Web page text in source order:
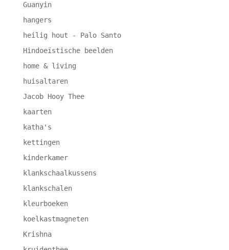
Guanyin
hangers
heilig hout - Palo Santo
Hindoeïstische beelden
home & living
huisaltaren
Jacob Hooy Thee
kaarten
katha's
kettingen
kinderkamer
klankschaalkussens
klankschalen
kleurboeken
koelkastmagneten
Krishna